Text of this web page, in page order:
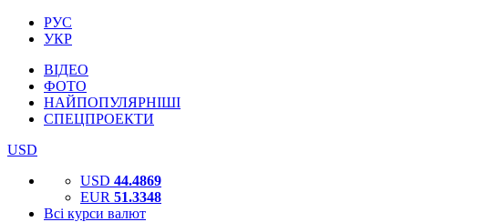
РУС
УКР
ВІДЕО
ФОТО
НАЙПОПУЛЯРНІШІ
СПЕЦПРОЕКТИ
USD
USD 44.4869
EUR 51.3348
Всі курси валют